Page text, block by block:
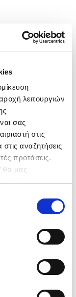
λειτουργιών
σας
στις
αναζητήσεις
προτάσεις.
θα μας
με την
σχετικά με